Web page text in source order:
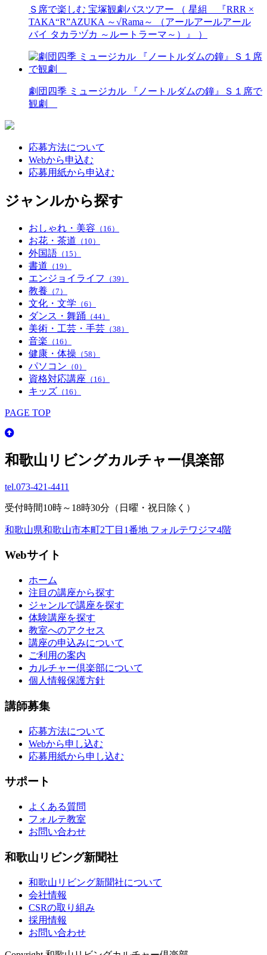
Ｓ席で楽しむ 宝塚観劇バスツアー （ 星組 『RRR ×
TAKA“R”AZUKA ～√Rama～ （アールアールアール
バイ タカラヅカ ～ルートラーマ～）』 ）
劇団四季 ミュージカル 『ノートルダムの鐘』Ｓ１席で
観劇
応募方法について
Webから申込む
応募用紙から申込む
ジャンルから探す
おしゃれ・美容 （16）
お花・茶道 （10）
外国語 （15）
書道 （19）
エンジョイライフ （39）
教養 （7）
文化・文学 （6）
ダンス・舞踊 （44）
美術・工芸・手芸 （38）
音楽 （16）
健康・体操 （58）
パソコン （0）
資格対応講座 （16）
キッズ （16）
PAGE TOP
和歌山リビングカルチャー倶楽部
tel.073-421-4411
受付時間10時～18時30分（日曜・祝日除く）
和歌山県和歌山市本町2丁目1番地 フォルテワジマ4階
Webサイト
ホーム
注目の講座から探す
ジャンルで講座を探す
体験講座を探す
教室へのアクセス
講座の申込みについて
ご利用の案内
カルチャー倶楽部について
個人情報保護方針
講師募集
応募方法について
Webから申し込む
応募用紙から申し込む
サポート
よくある質問
フォルテ教室
お問い合わせ
和歌山リビング新聞社
和歌山リビング新聞社について
会社情報
CSRの取り組み
採用情報
お問い合わせ